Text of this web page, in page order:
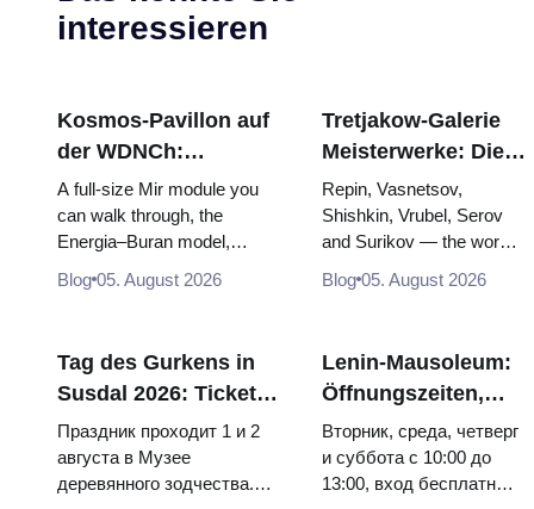
interessieren
Kosmos-Pavillon auf
der WDNCh:
Russlands größte
Raumfahrtausstellung
von innen
A full-size Mir module you
can walk through, the
Energia–Buran model,
and 120 pieces of flight...
Blog 05. August 2026
Tretjakow-Galerie
Meisterwerke: Die
Gemälde, wegen
derer sich die Reise
lohnt
Repin, Vasnetsov,
Shishkin, Vrubel, Serov
and Surikov — the works
they hang, and why
Blog 05. August 2026
Tag des Gurkens in
Susdal 2026: Tickets,
Termine und wie man
von Moskau aus
anreist
Праздник проходит 1 и 2
августа в Музее
деревянного зодчества.
Lenin-Mausoleum:
Öffnungszeiten,
Eintritt und die
Hauptverwechslung
mit dem Kreml
Вторник, среда, четверг
и суббота с 10:00 до
13:00, вход бесплатный.